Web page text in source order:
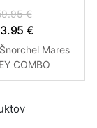
€
€
Mares
COMBO
set Modrá